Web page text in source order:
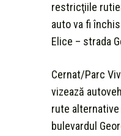
restricţiile
auto va fi
Elice – strada
Cernat/Parc
vizează
rute alternative
bulevardul